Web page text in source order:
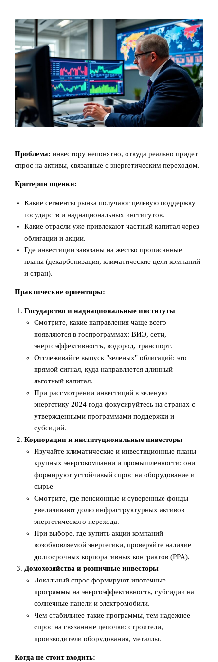
Проблема: инвестору непонятно, откуда реально придет
спрос на активы, связанные с энергетическим переходом.
Критерии оценки:
Какие сегменты рынка получают целевую поддержку
государств и наднациональных институтов.
Какие отрасли уже привлекают частный капитал через
облигации и акции.
Где инвестиции завязаны на жестко прописанные
планы (декарбонизация, климатические цели компаний
и стран).
Практические ориентиры:
Государство и наднациональные институты
Смотрите, какие направления чаще всего
появляются в госпрограммах: ВИЭ, сети,
энергоэффективность, водород, транспорт.
Отслеживайте выпуск "зеленых" облигаций: это
прямой сигнал, куда направляется длинный
льготный капитал.
При рассмотрении инвестиций в зеленую
энергетику 2024 года фокусируйтесь на странах с
утвержденными программами поддержки и
субсидий.
Корпорации и институциональные инвесторы
Изучайте климатические и инвестиционные планы
крупных энергокомпаний и промышленности: они
формируют устойчивый спрос на оборудование и
сырье.
Смотрите, где пенсионные и суверенные фонды
увеличивают долю инфраструктурных активов
энергетического перехода.
При выборе, где купить акции компаний
возобновляемой энергетики, проверяйте наличие
долгосрочных корпоративных контрактов (PPA).
Домохозяйства и розничные инвесторы
Локальный спрос формируют ипотечные
программы на энергоэффективность, субсидии на
солнечные панели и электромобили.
Чем стабильнее такие программы, тем надежнее
спрос на связанные цепочки: строители,
производители оборудования, металлы.
Когда не стоит входить: